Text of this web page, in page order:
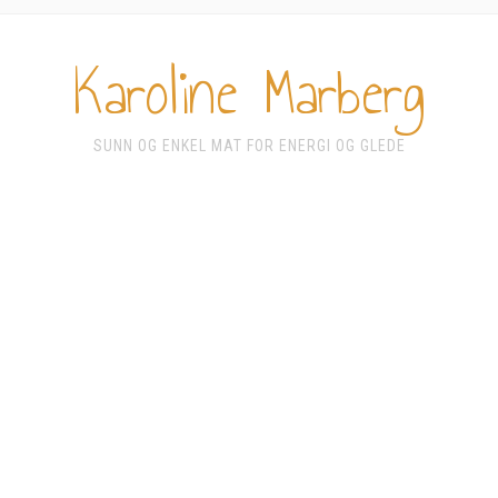
Karoline Marberg
SUNN OG ENKEL MAT FOR ENERGI OG GLEDE